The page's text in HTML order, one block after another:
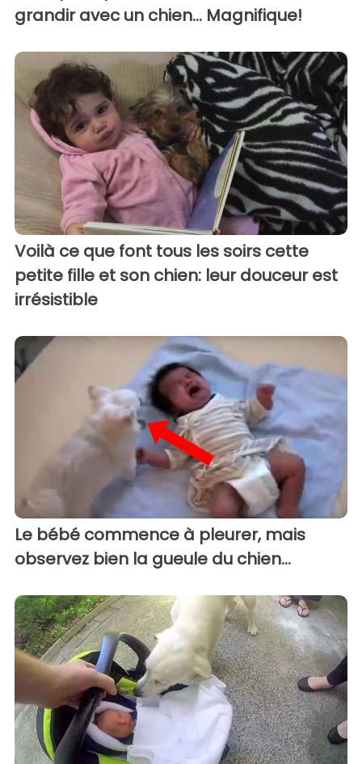
grandir avec un chien... Magnifique!
Voilà ce que font tous les soirs cette
petite fille et son chien: leur douceur est
irrésistible
Le bébé commence à pleurer, mais
observez bien la gueule du chien...